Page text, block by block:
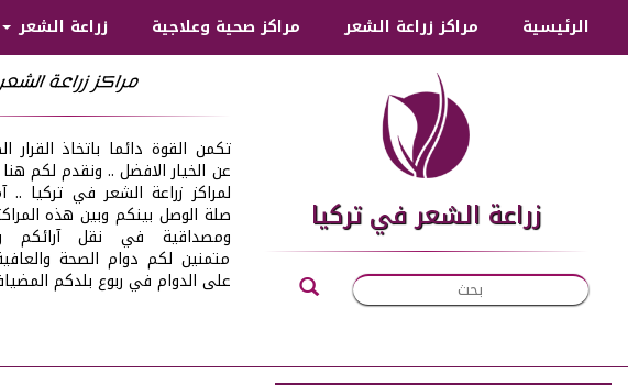
الرئيسية مراكز زراعة الشعر مراكز صحية وعلاجية زراعة الشعر
زراعة الشعر في تركيا
مراكز زراعة
تكمن القوة دائما باتخاذ القرار
عن الخيار الافضل .. ونقدم لكم
لمراكز زراعة الشعر في تركيا ..
صلة الوصل بينكم وبين هذه
ومصداقية في نقل آرائكم
متمنين لكم دوام الصحة
على الدوام في ربوع بلدكم